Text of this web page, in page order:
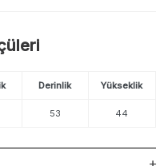
Derinlik Yükseklik
53 44